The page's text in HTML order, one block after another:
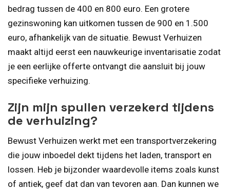
bedrag tussen de 400 en 800 euro. Een grotere
gezinswoning kan uitkomen tussen de 900 en 1.500
euro, afhankelijk van de situatie. Bewust Verhuizen
maakt altijd eerst een nauwkeurige inventarisatie zodat
je een eerlijke offerte ontvangt die aansluit bij jouw
specifieke verhuizing.
Zijn mijn spullen verzekerd tijdens
de verhuizing?
Bewust Verhuizen werkt met een transportverzekering
die jouw inboedel dekt tijdens het laden, transport en
lossen. Heb je bijzonder waardevolle items zoals kunst
of antiek, geef dat dan van tevoren aan. Dan kunnen we